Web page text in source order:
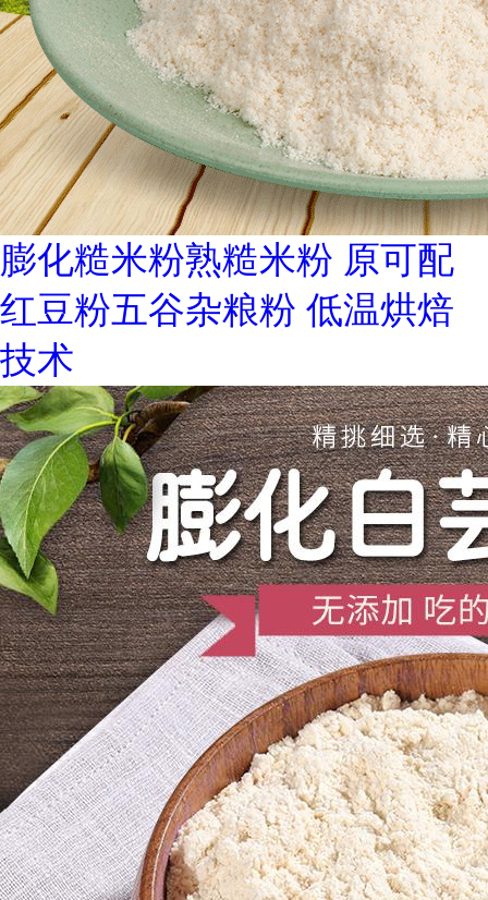
膨化糙米粉熟糙米粉 原可配
红豆粉五谷杂粮粉 低温烘焙
技术